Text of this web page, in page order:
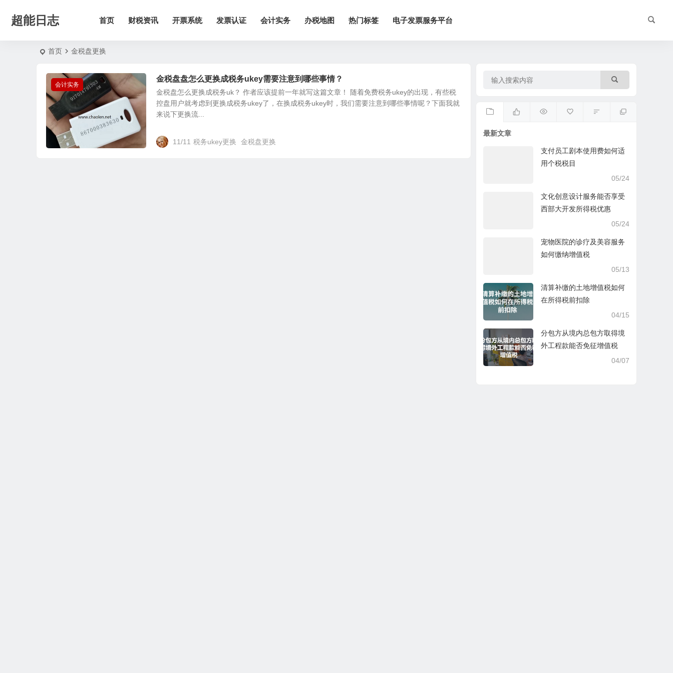
超能日志 首页 财税资讯 开票系统 发票认证 会计实务 办税地图 热门标签 电子发票服务平台
首页 金税盘更换
会计实务
金税盘盘怎么更换成税务ukey需要注意到哪些事情？
金税盘怎么更换成税务uk？ 作者应该提前一年就写这篇文章！ 随着免费税务ukey的出现，有些税
控盘用户就考虑到更换成税务ukey了，在换成税务ukey时，我们需要注意到哪些事情呢？下面我就
来说下更换流...
11/11 税务ukey更换 金税盘更换
最新文章
支付员工剧本使用费如何适
用个税税目
05/24
文化创意设计服务能否享受
西部大开发所得税优惠
05/24
宠物医院的诊疗及美容服务
如何缴纳增值税
05/13
清算补缴的土地增值税如何
在所得税前扣除
04/15
分包方从境内总包方取得境
外工程款能否免征增值税
04/07